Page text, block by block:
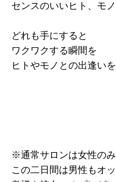
センスのいいヒト、モ
どれも手にすると
ワクワクする瞬間を
ヒトやモノとの出逢い
※通常サロンは女性の
この二日間は男性もオ